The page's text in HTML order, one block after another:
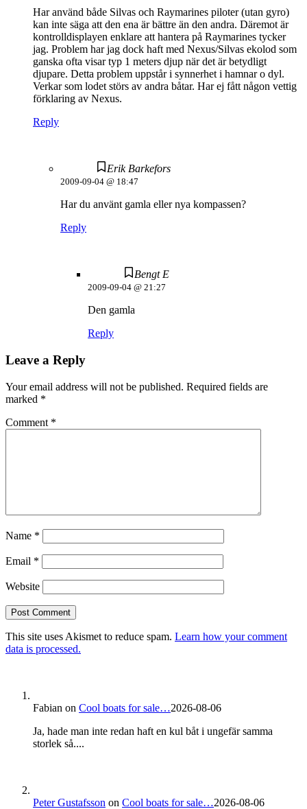
Har använd både Silvas och Raymarines piloter (utan gyro)
kan inte säga att den ena är bättre än den andra. Däremot är
kontrolldisplayen enklare att hantera på Raymarines tycker
jag. Problem har jag dock haft med Nexus/Silvas ekolod som
ganska ofta visar typ 1 meters djup när det är betydligt
djupare. Detta problem uppstår i synnerhet i hamnar o dyl.
Verkar som lodet störs av andra båtar. Har ej fått någon vettig
förklaring av Nexus.
Reply
Erik Barkefors
2009-09-04 @ 18:47
Har du använt gamla eller nya kompassen?
Reply
Bengt E
2009-09-04 @ 21:27
Den gamla
Reply
Leave a Reply
Your email address will not be published. Required fields are
marked *
Comment *
Name *
Email *
Website
This site uses Akismet to reduce spam. Learn how your comment
data is processed.
Fabian on Cool boats for sale…2026-08-06
Ja, hade man inte redan haft en kul båt i ungefär samma
storlek så....
Peter Gustafsson on Cool boats for sale…2026-08-06